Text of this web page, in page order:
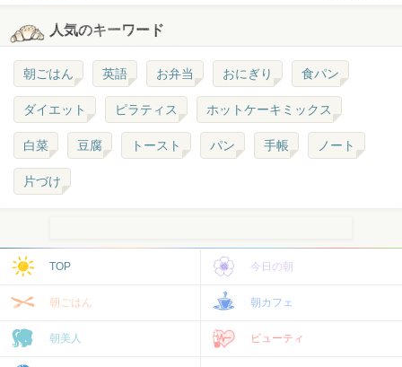
人気のキーワード
朝ごはん 英語 お弁当 おにぎり 食パン
ダイエット ピラティス ホットケーキミックス
白菜 豆腐 トースト パン 手帳 ノート
片づけ
TOP 今日の朝
朝ごはん 朝カフェ
朝美人 ビューティ